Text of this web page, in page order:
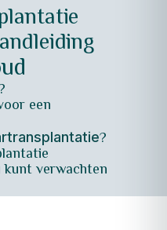
een
?
verwachten